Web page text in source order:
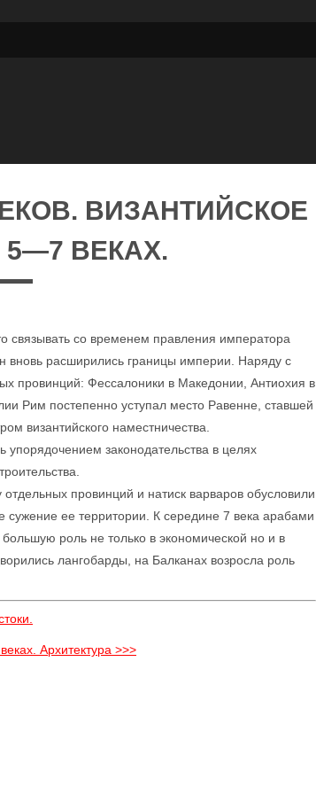
ВИЗАНТИЙСКОЕ
ВЕКАХ.
связывать со временем правления императора
вновь расширились границы империи. Наряду с
провинций: Фессалоники в Македонии, Антиохия в
Рим постепенно уступал место Равенне, ставшей
византийского наместничества.
законодательства в целях
провинций и натиск варваров обусловили
сужение ее территории. К середине 7 века арабами
роль не только в экономической но и в
лангобарды, на Балканах возросла роль
Архитектура >>>